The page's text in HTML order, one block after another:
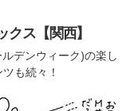
ス【関西】
デンウィーク)の楽し
も続々！